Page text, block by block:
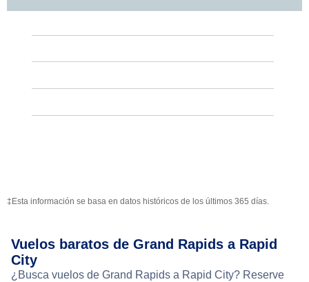
‡Esta información se basa en datos históricos de los últimos 365 días.
Vuelos baratos de Grand Rapids a Rapid
City
¿Busca vuelos de Grand Rapids a Rapid City? Reserve